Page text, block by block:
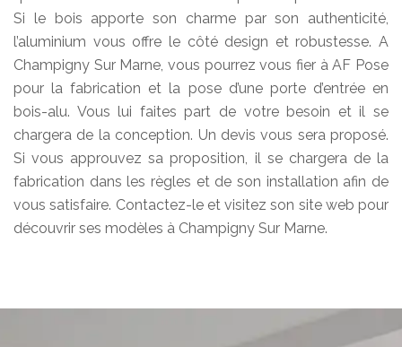
Si le bois apporte son charme par son authenticité,
l’aluminium vous offre le côté design et robustesse. A
Champigny Sur Marne, vous pourrez vous fier à AF Pose
pour la fabrication et la pose d’une porte d’entrée en
bois-alu. Vous lui faites part de votre besoin et il se
chargera de la conception. Un devis vous sera proposé.
Si vous approuvez sa proposition, il se chargera de la
fabrication dans les règles et de son installation afin de
vous satisfaire. Contactez-le et visitez son site web pour
découvrir ses modèles à Champigny Sur Marne.